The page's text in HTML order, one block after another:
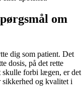
om
dig som patient. Det
dosis, på det rette
forbi lægen, er det
sikkerhed og kvalitet i